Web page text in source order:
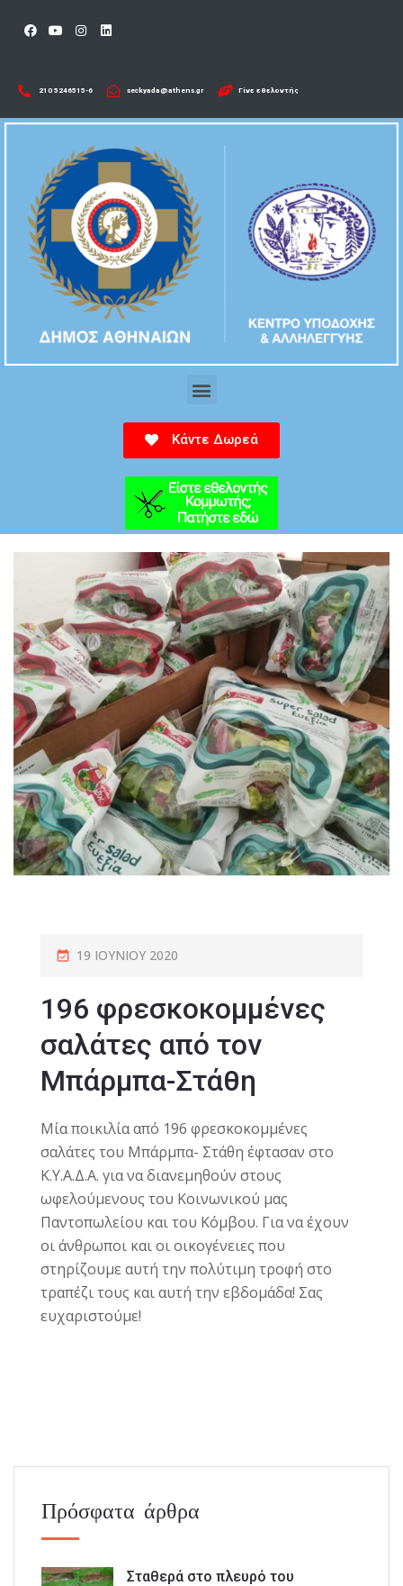
210 5246515-6​ seckyada@athens.gr Γίνε εθελοντής
Κάντε Δωρεά
19 ΙΟΥΝΊΟΥ 2020
196 φρεσκοκομμένες
σαλάτες από τον
Μπάρμπα-Στάθη
Μία ποικιλία από 196 φρεσκοκομμένες
σαλάτες του Μπάρμπα- Στάθη έφτασαν στο
Κ.Υ.Α.Δ.Α. για να διανεμηθούν στους
ωφελούμενους του Κοινωνικού μας
Παντοπωλείου και του Κόμβου. Για να έχουν
οι άνθρωποι και οι οικογένειες που
στηρίζουμε αυτή την πολύτιμη τροφή στο
τραπέζι τους και αυτή την εβδομάδα! Σας
ευχαριστούμε!
Πρόσφατα άρθρα
Σταθερά στο πλευρό του